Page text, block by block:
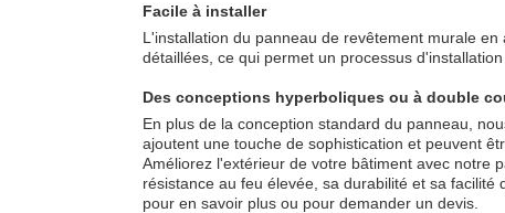
Facile à installer
L'installation du panneau de revêtement murale
détaillées, ce qui permet un processus
Des conceptions hyperboliques ou à double
En plus de la conception standard du panneau,
ajoutent une touche de sophistication et peuvent
Améliorez l'extérieur de votre bâtiment avec notre
résistance au feu élevée, sa durabilité et sa
pour en savoir plus ou pour demander un devis.